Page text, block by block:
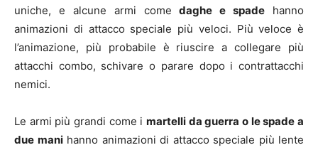
uniche, e alcune armi comedaghe e spade hanno
animazioni di attacco speciale più veloci. Più veloce è
l’animazione, più probabile è riuscire a collegare più
attacchi combo, schivare o parare dopo i contrattacchi
nemici.
Le armi più grandi come i martelli da guerra o le spade a
due manihanno animazioni di attacco speciale più lente